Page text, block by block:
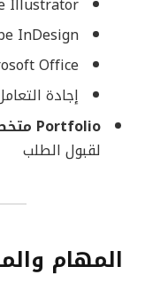
Illustrator
InDesign
Office
إجادة
Portfolio متخصص في الفاشون:
لقبول الطلب
المهام